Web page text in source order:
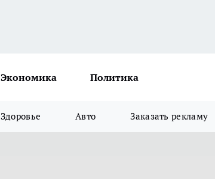
Экономика Политика
Здоровье Авто Заказать рекламу